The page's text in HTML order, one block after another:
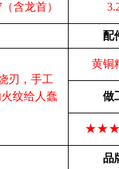
（含龙首）
配
刃，手工
纹给人蠢
黄铜
做
品